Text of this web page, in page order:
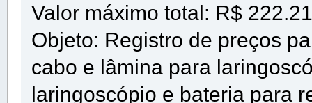
Valor máximo total: R$
Objeto: Registro de preços
cabo e lâmina para
laringoscópio e bateria para